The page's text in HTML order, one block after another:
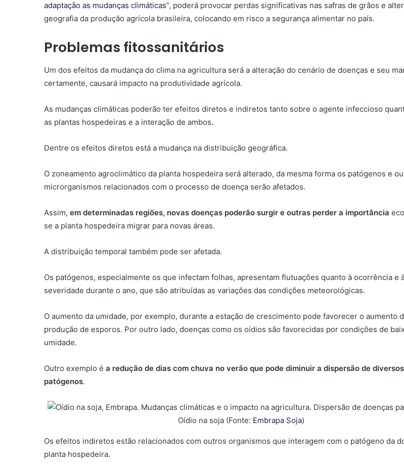
adaptação as mudanças climáticas”, poderá provocar perdas significativas nas safras de grãos e
geografia da produção agrícola brasileira, colocando em risco a segurança alimentar no país.
Problemas fitossanitários
Um dos efeitos da mudança do clima na agricultura será a alteração do cenário de doenças e seu
certamente, causará impacto na produtividade agrícola.
As mudanças climáticas poderão ter efeitos diretos e indiretos tanto sobre o agente infeccioso
as plantas hospedeiras e a interação de ambos.
Dentre os efeitos diretos está a mudança na distribuição geográfica.
O zoneamento agroclimático da planta hospedeira será alterado, da mesma forma os patógenos e
microrganismos relacionados com o processo de doença serão afetados.
Assim, em determinadas regiões, novas doenças poderão surgir e outras perder a importância
se a planta hospedeira migrar para novas áreas.
A distribuição temporal também pode ser afetada.
Os patógenos, especialmente os que infectam folhas, apresentam flutuações quanto à ocorrência e
severidade durante o ano, que são atribuídas as variações das condições meteorológicas.
O aumento da umidade, por exemplo, durante a estação de crescimento pode favorecer o aumento
produção de esporos. Por outro lado, doenças como os oídios são favorecidas por condições de
umidade.
Outro exemplo é a redução de dias com chuva no verão que pode diminuir a dispersão de diversos
patógenos.
Oídio na soja (Fonte: Embrapa Soja)
Os efeitos indiretos estão relacionados com outros organismos que interagem com o patógeno da
planta hospedeira.